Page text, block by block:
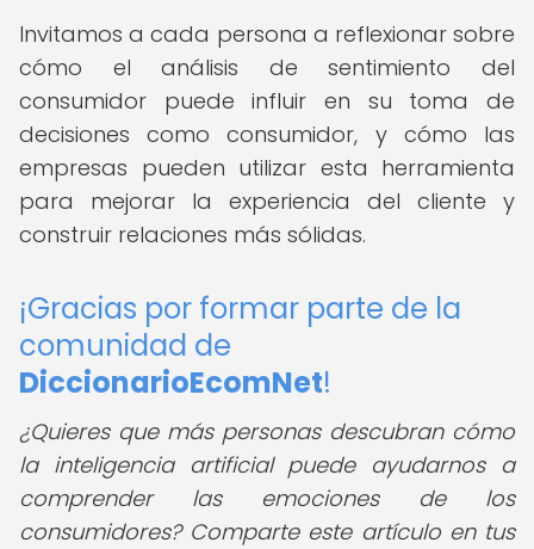
Invitamos a cada persona a reflexionar sobre
cómo el análisis de sentimiento del
consumidor puede influir en su toma de
decisiones como consumidor, y cómo las
empresas pueden utilizar esta herramienta
para mejorar la experiencia del cliente y
construir relaciones más sólidas.
¡Gracias por formar parte de la
comunidad de
DiccionarioEcomNet!
¿Quieres que más personas descubran cómo
la inteligencia artificial puede ayudarnos a
comprender las emociones de los
consumidores? Comparte este artículo en tus